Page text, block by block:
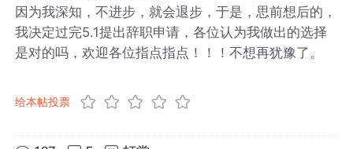
因为我深知，不进步，就会退步，于是，思前想后的，
我决定过完5.1提出辞职申请，各位认为我做出的选择
是对的吗，欢迎各位指点指点！！！不想再犹豫了。
给本帖投票